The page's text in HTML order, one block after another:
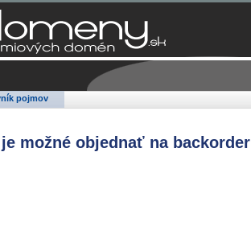
pojmov
možné objednať na backorder